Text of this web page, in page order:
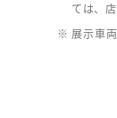
ては、
※ 展示車両